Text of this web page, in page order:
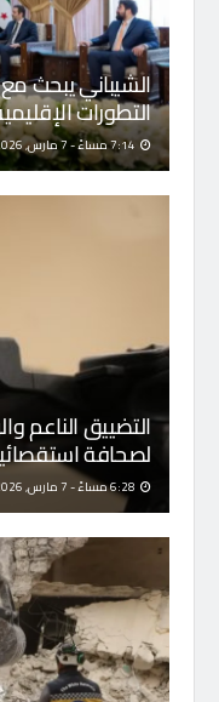
الشيباني يبحث
التطورات
التضييق الناعم
لصحافة